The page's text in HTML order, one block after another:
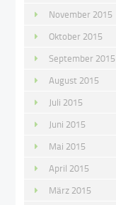
November 2015
Oktober 2015
September 2015
August 2015
Juli 2015
Juni 2015
Mai 2015
April 2015
März 2015